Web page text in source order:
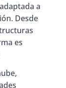
a
Desde
es